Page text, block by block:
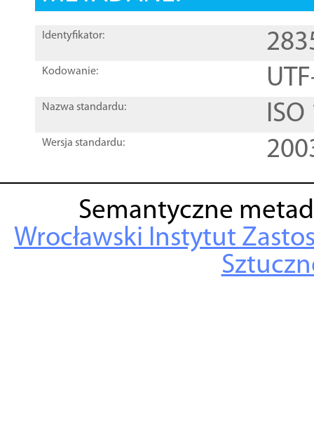
Identyfikator:
Kodowanie:
Nazwa standardu:
Wersja standardu:
Semantyczne
Wrocławski Instytut